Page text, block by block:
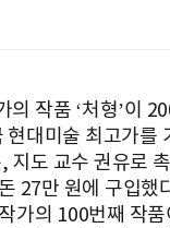
작품 ‘처형’이
대미술 최고가를
지도 교수 권유로
27만 원에 구입했
가의 100번째 작